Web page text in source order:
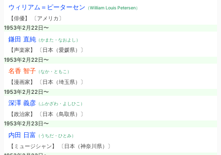
ウィリアム＝ピーターセン （William Louis Petersen）
【俳優】 〔アメリカ〕
1953年2月22日〜
鎌田 直純（かまた・なおよし）
【声楽家】 〔日本（愛媛県）〕
1953年2月22日〜
名香 智子（なか・ともこ）
【漫画家】 〔日本（埼玉県）〕
1953年2月22日〜
深澤 義彦（ふかざわ・よしひこ）
【政治家】 〔日本（鳥取県）〕
1953年2月23日〜
内田 日富 （うちだ・ひとみ）
【ミュージシャン】 〔日本（神奈川県）〕